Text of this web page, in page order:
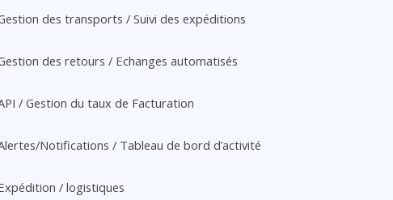
des transports / Suivi des expéditions
des retours / Echanges automatisés
/ Gestion du taux de Facturation
Notifications / Tableau de bord d’activité
/ logistiques